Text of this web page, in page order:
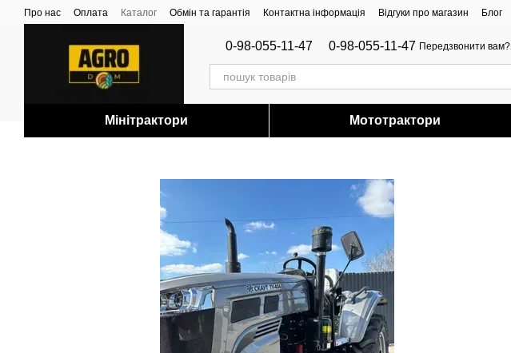
Перейти до основного контенту
Про нас Оплата Каталог Обмін та гарантія Контактна інформація Відгуки про магазин Блог
0-98-055-11-47 0-98-055-11-47 Передзвонити вам?
Мінітрактори Мототрактори